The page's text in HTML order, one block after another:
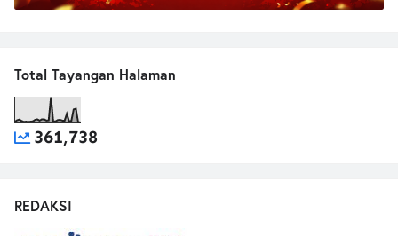
Total Tayangan Halaman
361,738
REDAKSI